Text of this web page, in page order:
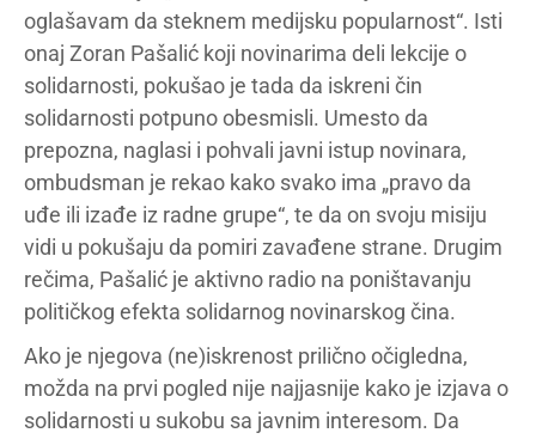
oglašavam da steknem medijsku popularnost“. Isti
onaj Zoran Pašalić koji novinarima deli lekcije o
solidarnosti, pokušao je tada da iskreni čin
solidarnosti potpuno obesmisli. Umesto da
prepozna, naglasi i pohvali javni istup novinara,
ombudsman je rekao kako svako ima „pravo da
uđe ili izađe iz radne grupe“, te da on svoju misiju
vidi u pokušaju da pomiri zavađene strane. Drugim
rečima, Pašalić je aktivno radio na poništavanju
političkog efekta solidarnog novinarskog čina.
Ako je njegova (ne)iskrenost prilično očigledna,
možda na prvi pogled nije najjasnije kako je izjava o
solidarnosti u sukobu sa javnim interesom. Da